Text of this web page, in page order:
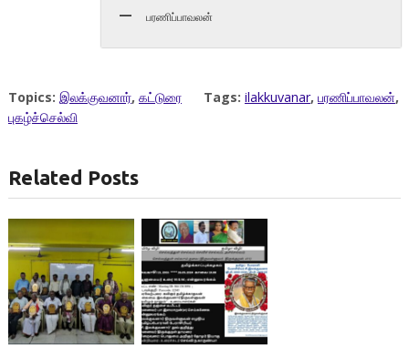
பரணிப்பாவலன்
Topics: இலக்குவனார், கட்டுரை Tags: ilakkuvanar, பரணிப்பாவலன்,
புகழ்ச்செல்வி
Related Posts